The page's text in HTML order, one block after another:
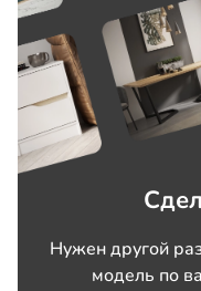
Нужен другой
модель по